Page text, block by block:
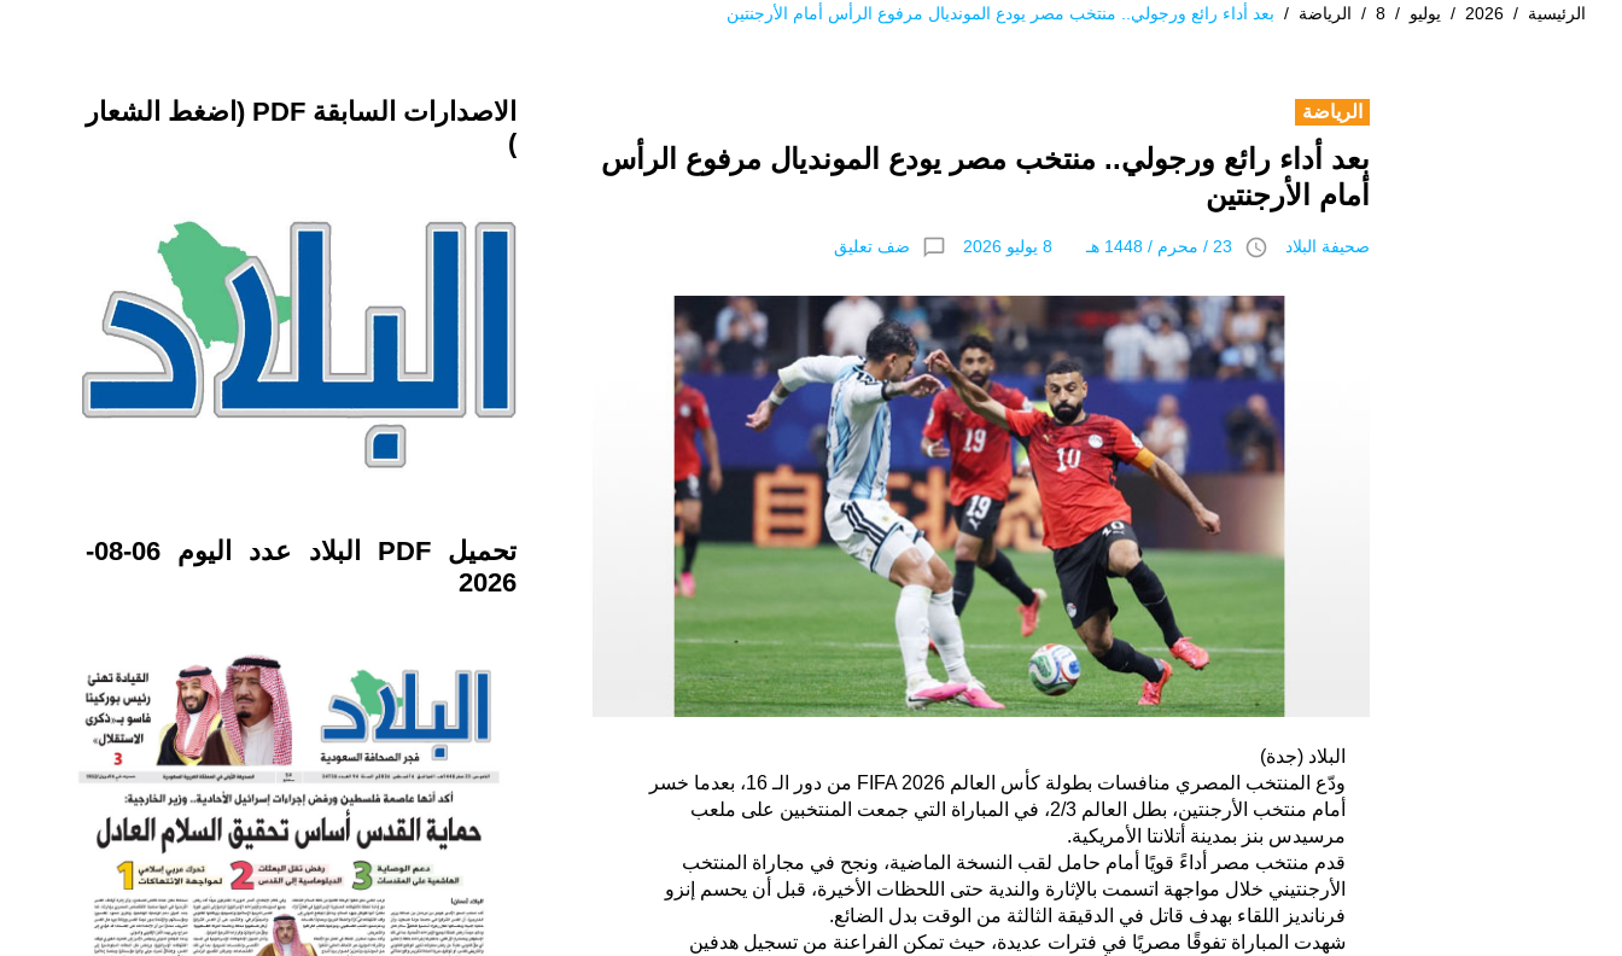
الرئيسية /
2026
/ يوليو /
8
/ الرياضة / بعد أداء رائع ورجولي.. منتخب مصر يودع المونديال مرفوع الرأس أمام الأرجنتين
الرياضة
بعد أداء رائع ورجولي.. منتخب مصر يودع المونديال مرفوع الرأس
أمام الأرجنتين
صحيفة البلاد access_time 23 / محرم / 1448 هـ 8 يوليو 2026 chat_bubble_outline ضف تعليق
البلاد (جدة)
ودّع المنتخب المصري منافسات بطولة كأس العالم FIFA 2026 من دور الـ 16، بعدما خسر
أمام منتخب الأرجنتين، بطل العالم 2/3، في المباراة التي جمعت المنتخبين على ملعب
مرسيدس بنز بمدينة أتلانتا الأمريكية.
قدم منتخب مصر أداءً قويًا أمام حامل لقب النسخة الماضية، ونجح في مجاراة المنتخب
الأرجنتيني خلال مواجهة اتسمت بالإثارة والندية حتى اللحظات الأخيرة، قبل أن يحسم إنزو
فرنانديز اللقاء بهدف قاتل في الدقيقة الثالثة من الوقت بدل الضائع.
شهدت المباراة تفوقًا مصريًا في فترات عديدة، حيث تمكن الفراعنة من تسجيل هدفين
الاصدارات السابقة PDF (اضغط الشعار
)
تحميل PDF البلاد عدد اليوم 06-08-
2026